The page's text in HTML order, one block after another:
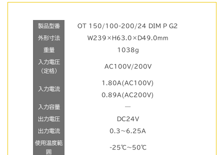
製品型番 OT 150/100-200/24 DIM P G2
外形寸法 W239×H63.0×D49.0mm
重量 1038g
入力電圧
（定格）
AC100V/200V
入力電流
1.80A(AC100V)
0.89A(AC200V)
入力容量 ―
出力電圧 DC24V
出力電流 0.3～6.25A
使用温度範
囲
-25℃～50℃